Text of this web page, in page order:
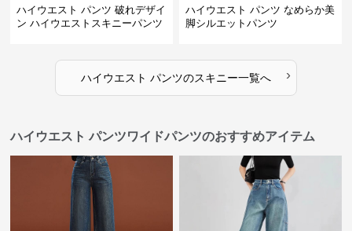
ハイウエスト パンツ 破れデザイ
ン ハイウエストスキニーパンツ
ハイウエスト パンツ なめらか美
脚シルエットパンツ
ハイウエスト パンツのスキニー一覧へ ›
ハイウエスト パンツワイドパンツのおすすめアイテム